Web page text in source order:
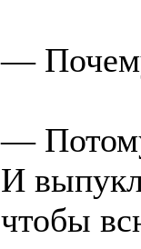
—
—
И
чтобы